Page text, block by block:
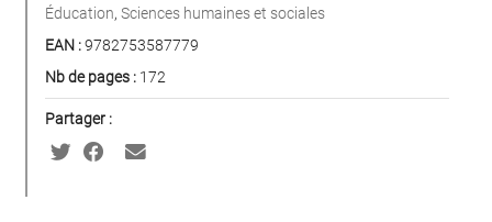
Éducation, Sciences humaines et sociales
EAN :9782753587779
Nb de pages : 172
Partager :